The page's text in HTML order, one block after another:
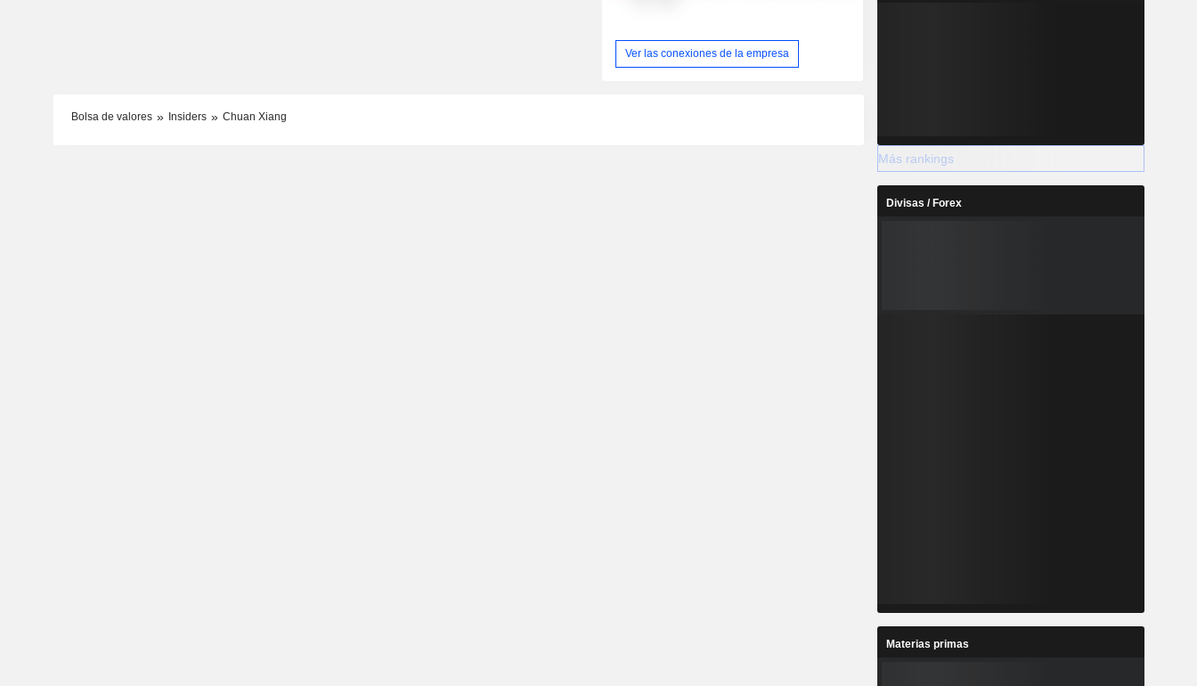
Ver las conexiones de la empresa
Bolsa de valores Insiders Chuan Xiang
Más rankings
Divisas / Forex
Materias primas